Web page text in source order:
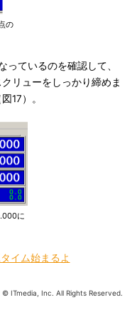
の
ているのを確認して、
リューをしっかり締めま
17）。
に
イム始まるよ
ITmedia, Inc. All Rights Reserved.